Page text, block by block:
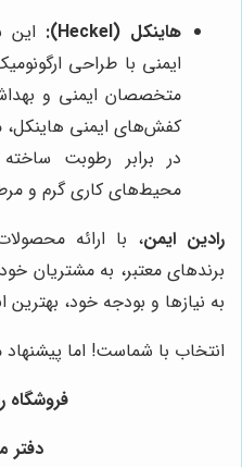
هاینکل (Heckel):
این
ایمنی با طراحی
متخصصان ایمنی و
کفش‌های ایمنی هاینکل،
در برابر رطوبت
محیط‌های کاری گرم و
رادین ایمن، با ارائه
برندهای معتبر، به مشتریان
به نیازها و بودجه خود، بهترین
انتخاب با شماست! اما پیشنهاد
فروشگاه
دفتر